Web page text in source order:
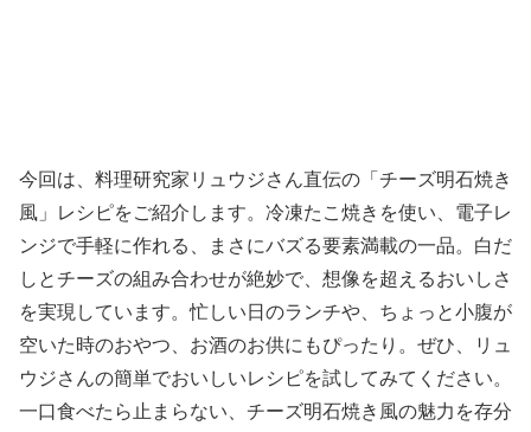
今回は、料理研究家リュウジさん直伝の「チーズ明石焼き
風」レシピをご紹介します。冷凍たこ焼きを使い、電子レ
ンジで手軽に作れる、まさにバズる要素満載の一品。白だ
しとチーズの組み合わせが絶妙で、想像を超えるおいしさ
を実現しています。忙しい日のランチや、ちょっと小腹が
空いた時のおやつ、お酒のお供にもぴったり。ぜひ、リュ
ウジさんの簡単でおいしいレシピを試してみてください。
一口食べたら止まらない、チーズ明石焼き風の魅力を存分